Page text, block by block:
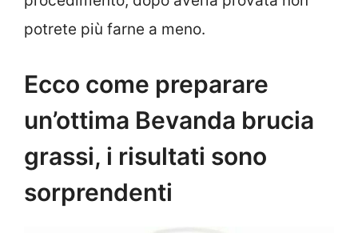
potrete più farne a meno.
Ecco come preparare
un’ottima Bevanda brucia
grassi, i risultati sono
sorprendenti